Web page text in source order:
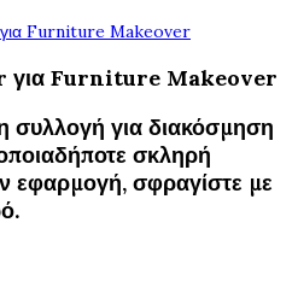
Furniture Makeover
για Furniture Makeover
συλλογή για διακόσμηση
σκληρή
εφαρμογή, σφραγίστε με